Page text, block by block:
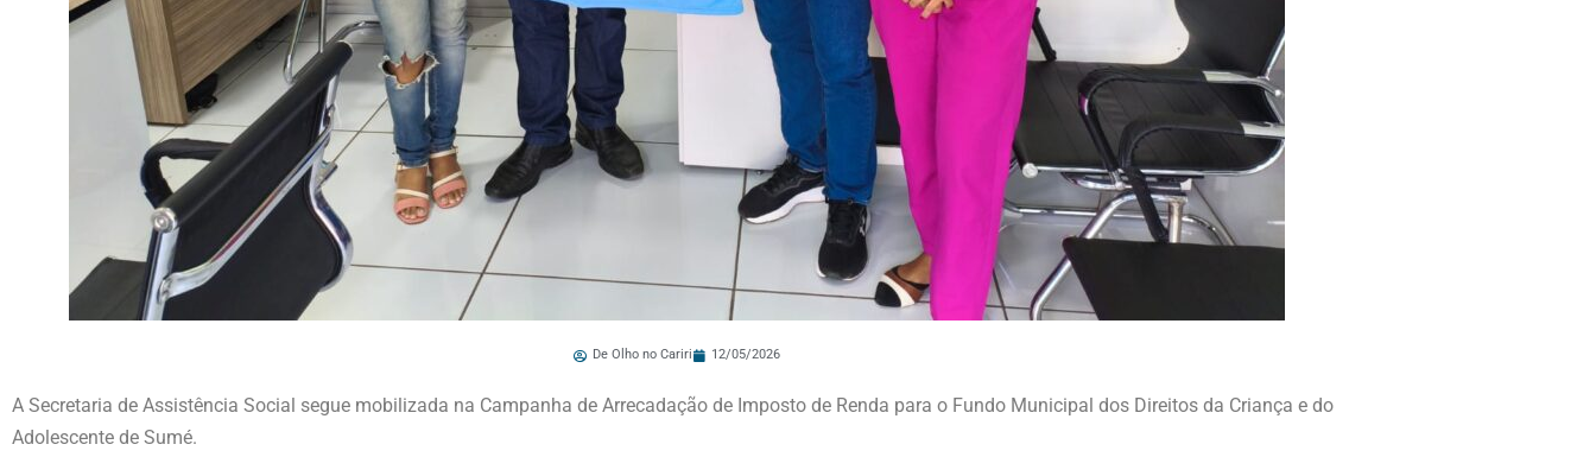
De Olho no Cariri 12/05/2026
A Secretaria de Assistência Social segue mobilizada na Campanha de Arrecadação de Imposto de Renda para o Fundo Municipal dos Direitos da Criança e do
Adolescente de Sumé.